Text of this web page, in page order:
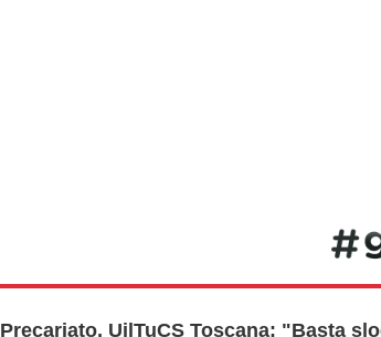
Precariato, UilTuCS Toscana: "Basta